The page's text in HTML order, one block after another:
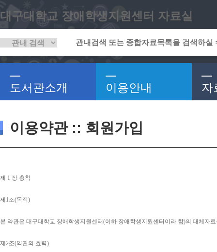
대구대학교 장애학생지원센터 자료실
도서관소개 이용안내 자
이용약관 :: 회원가입
제 1 장 총칙
제 1조(목적)
본 약관은 대구대학교 장애학생지원센터(이하 장애학생지원센터이라 함)의 대체자
제 2조(약관의 효력)